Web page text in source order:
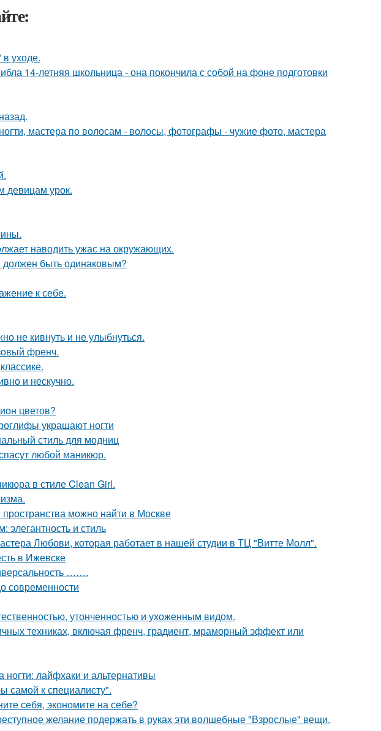
уходе.
14-летняя школьница - она покончила с собой на фоне подготовки
мастера по волосам - волосы, фотографы - чужие фото, мастера
девицам урок.
наводить ужас на окружающих.
должен быть одинаковым?
к себе.
не кивнуть и не улыбнуться.
френч.
и нескучно.
цветов?
украшают ногти
стиль для модниц
любой маникюр.
в стиле Clean Girl.
можно найти в Москве
и стиль
Любови, которая работает в нашей студии в ТЦ "Витте Молл".
в Ижевске
…….
современности
утонченностью и ухоженным видом.
техниках, включая френч, градиент, мраморный эффект или
ногти: лайфхаки и альтернативы
самой к специалисту".
себя, экономите на себе?
желание подержать в руках эти волшебные "Взрослые" вещи.